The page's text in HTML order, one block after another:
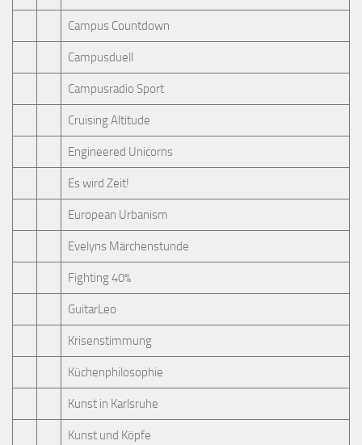
Campus Countdown
Campusduell
Campusradio Sport
Cruising Altitude
Engineered Unicorns
Es wird Zeit!
European Urbanism
Evelyns Märchenstunde
Fighting 40%
GuitarLeo
Krisenstimmung
Küchenphilosophie
Kunst in Karlsruhe
Kunst und Köpfe